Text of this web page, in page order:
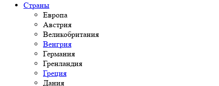
Страны
Европа
Австрия
Великобритания
Венгрия
Германия
Гренландия
Греция
Дания